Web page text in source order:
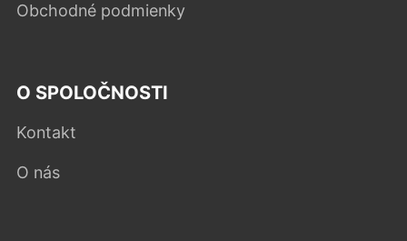
Obchodné podmienky
O SPOLOČNOSTI
Kontakt
O nás